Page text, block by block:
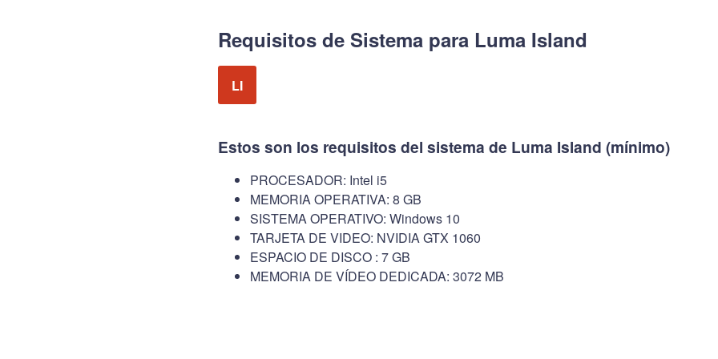
Requisitos de Sistema para Luma Island
LI
Estos son los requisitos del sistema de Luma Island (mínimo)
PROCESADOR: Intel i5
MEMORIA OPERATIVA: 8 GB
SISTEMA OPERATIVO: Windows 10
TARJETA DE VIDEO: NVIDIA GTX 1060
ESPACIO DE DISCO : 7 GB
MEMORIA DE VÍDEO DEDICADA: 3072 MB